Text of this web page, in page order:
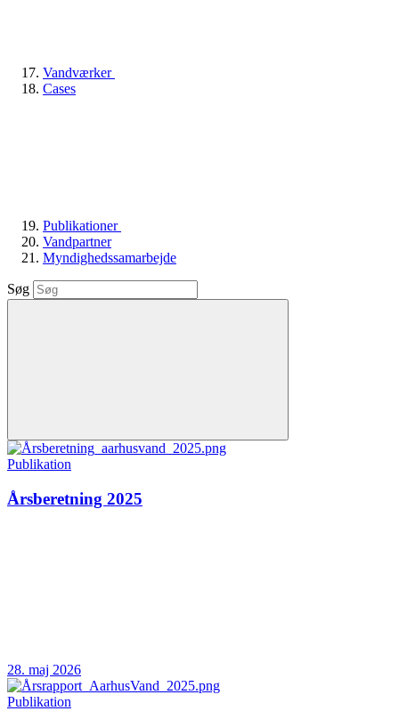
Vandværker
Cases
Publikationer
Vandpartner
Myndighedssamarbejde
Søg
Publikation
Årsberetning 2025
28. maj 2026
Publikation